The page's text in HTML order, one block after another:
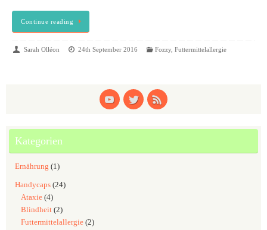
Continue reading
Sarah Olléon 24th September 2016 Fozzy, Futtermittelallergie
Kategorien
Ernährung (1)
Handycaps (24)
Ataxie (4)
Blindheit (2)
Futtermittelallergie (2)